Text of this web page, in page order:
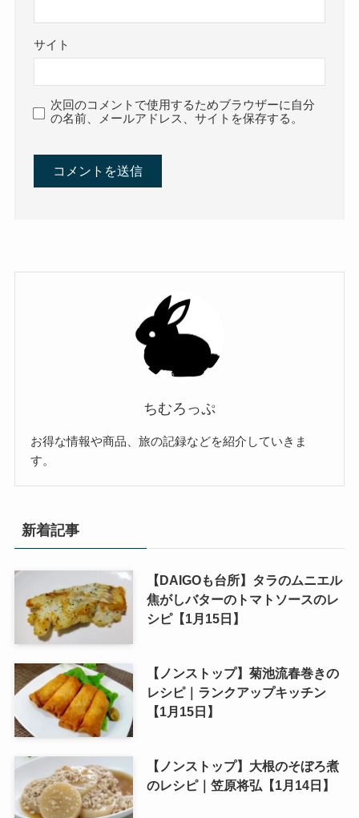
サイト
次回のコメントで使用するためブラウザーに自分
の名前、メールアドレス、サイトを保存する。
ちむろっぷ
お得な情報や商品、旅の記録などを紹介していきま
す。
新着記事
【DAIGOも台所】タラのムニエル
焦がしバターのトマトソースのレ
シピ【1月15日】
【ノンストップ】菊池流春巻きの
レシピ｜ランクアップキッチン
【1月15日】
【ノンストップ】大根のそぼろ煮
のレシピ｜笠原将弘【1月14日】